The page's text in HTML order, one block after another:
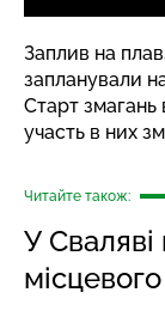
Заплив на
запланували
Старт змагань
участь в них
Читайте також:
У